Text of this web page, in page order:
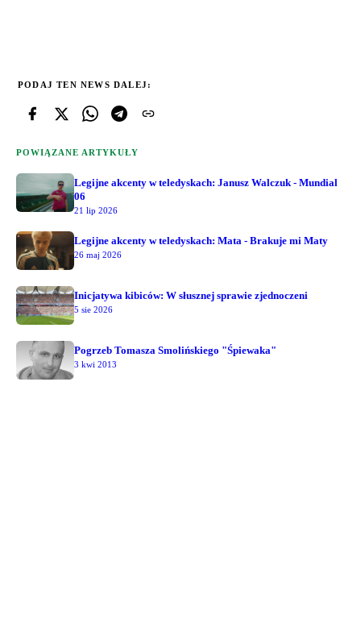
PODAJ TEN NEWS DALEJ:
POWIĄZANE ARTYKUŁY
Legijne akcenty w teledyskach: Janusz Walczuk - Mundial
06
21 lip 2026
Legijne akcenty w teledyskach: Mata - Brakuje mi Maty
26 maj 2026
Inicjatywa kibiców: W słusznej sprawie zjednoczeni
5 sie 2026
Pogrzeb Tomasza Smolińskiego "Śpiewaka"
3 kwi 2013